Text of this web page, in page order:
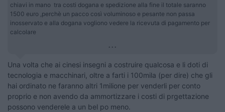
chiavi in mano tra costi dogana e spedizione alla fine il totale saranno
1500 euro ,perchè un pacco così voluminoso e pesante non passa
inosservato e alla dogana vogliono vedere la ricevuta di pagamento per
calcolare
...
Una volta che ai cinesi insegni a costruire qualcosa e li doti di
tecnologia e macchinari, oltre a farti i 100mila (per dire) che gli
hai ordinato ne faranno altri 1milione per venderli per conto
proprio e non avendo da ammortizzare i costi di prgettazione
possono venderele a un bel po meno.